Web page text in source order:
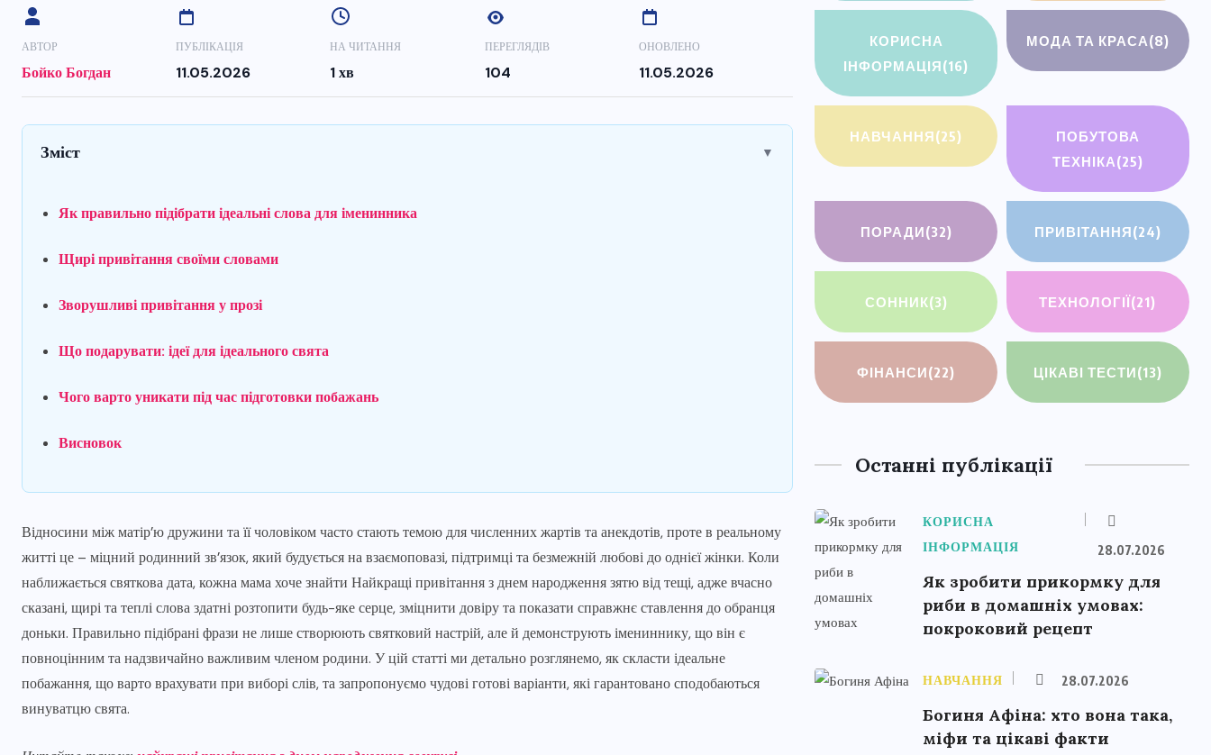
АВТОР
Бойко Богдан
ПУБЛІКАЦІЯ
11.05.2026
НА ЧИТАННЯ
1 хв
ПЕРЕГЛЯДІВ
104
ОНОВЛЕНО
11.05.2026
Зміст ▼
Як правильно підібрати ідеальні слова для іменинника
Щирі привітання своїми словами
Зворушливі привітання у прозі
Що подарувати: ідеї для ідеального свята
Чого варто уникати під час підготовки побажань
Висновок
Відносини між матір’ю дружини та її чоловіком часто стають темою для численних жартів та анекдотів, проте в реальному
житті це – міцний родинний зв’язок, який будується на взаємоповазі, підтримці та безмежній любові до однієї жінки. Коли
наближається святкова дата, кожна мама хоче знайти Найкращі привітання з днем народження зятю від тещі, адже вчасно
сказані, щирі та теплі слова здатні розтопити будь-яке серце, зміцнити довіру та показати справжнє ставлення до обранця
доньки. Правильно підібрані фрази не лише створюють святковий настрій, але й демонструють імениннику, що він є
повноцінним та надзвичайно важливим членом родини. У цій статті ми детально розглянемо, як скласти ідеальне
побажання, що варто врахувати при виборі слів, та запропонуємо чудові готові варіанти, які гарантовано сподобаються
винуватцю свята.
КОРИСНА
ІНФОРМАЦІЯ(16)
МОДА ТА КРАСА(8)
НАВЧАННЯ(25)
ПОБУТОВА
ТЕХНІКА(25)
ПОРАДИ(32) ПРИВІТАННЯ(24)
СОННИК(3) ТЕХНОЛОГІЇ(21)
ФІНАНСИ(22) ЦІКАВІ ТЕСТИ(13)
Останні публікації
КОРИСНА
ІНФОРМАЦІЯ
28.07.2026
Як зробити прикормку для
риби в домашніх умовах:
покроковий рецепт
НАВЧАННЯ 28.07.2026
Богиня Афіна: хто вона така,
міфи та цікаві факти